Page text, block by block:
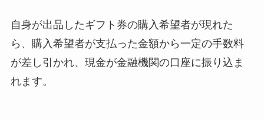
自身が出品したギフト券の購入希望者が現れた
ら、購入希望者が支払った金額から一定の手数料
が差し引かれ、現金が金融機関の口座に振り込ま
れます。